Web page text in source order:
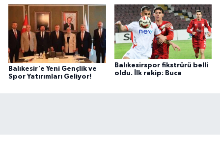
Balıkesir'e Yeni Gençlik ve
Spor Yatırımları Geliyor!
Balıkesirspor fikstrürü belli
oldu. İlk rakip: Buca